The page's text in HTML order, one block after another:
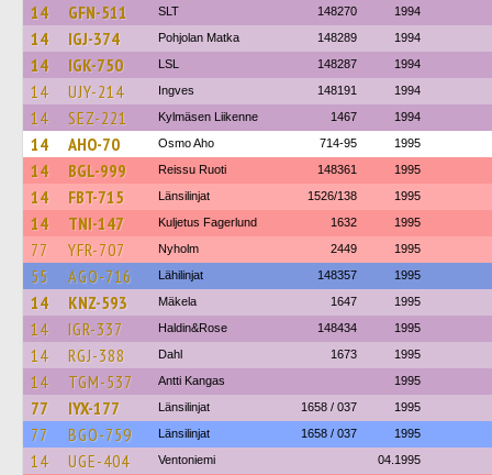
14 GFN-511 SLT 148270 1994
14 IGJ-374 Pohjolan Matka 148289 1994
14 IGK-750 LSL 148287 1994
14 UJY-214 Ingves 148191 1994
14 SEZ-221 Kylmäsen Liikenne 1467 1994
14 AHO-70 Osmo Aho 714-95 1995
14 BGL-999 Reissu Ruoti 148361 1995
14 FBT-715 Länsilinjat 1526/138 1995
14 TNI-147 Kuljetus Fagerlund 1632 1995
77 YFR-707 Nyholm 2449 1995
55 AGO-716 Lähilinjat 148357 1995
14 KNZ-593 Mäkela 1647 1995
14 IGR-337 Haldin&Rose 148434 1995
14 RGJ-388 Dahl 1673 1995
14 TGM-537 Antti Kangas 1995
77 IYX-177 Länsilinjat 1658 / 037 1995
77 BGO-759 Länsilinjat 1658 / 037 1995
14 UGE-404 Ventoniemi 04.1995